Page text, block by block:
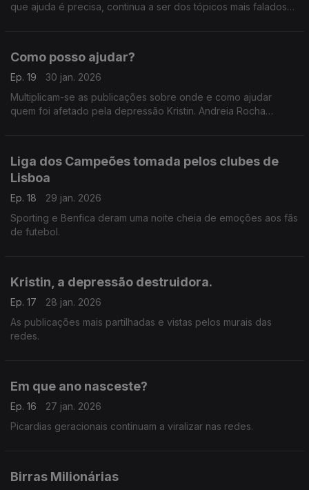
que ajuda é precisa, continua a ser dos tópicos mais falados
Como posso ajudar?
Ep. 19
30 jan. 2026
Multiplicam-se as publicações sobre onde e como ajudar
quem foi afetado pela depressão Kristin. Andreia Rocha
Liga dos Campeões tomada pelos clubes de
Lisboa
Ep. 18
29 jan. 2026
Sporting e Benfica deram uma noite cheia de emoções aos fãs
de futebol.
Kristin, a depressão destruidora.
Ep. 17
28 jan. 2026
As publicações mais partilhadas e vistas pelos murais das
redes.
Em que ano nasceste?
Ep. 16
27 jan. 2026
Picardias geracionais continuam a viralizar nas redes.
Birras Milionárias